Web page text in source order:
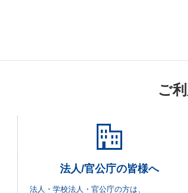
ご
法人/官公庁の皆様へ
法人・学校法人・官公庁の方は、